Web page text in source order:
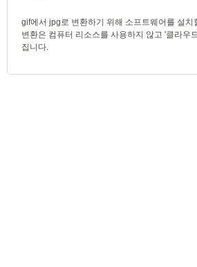
gif에서 jpg로 변환하기 위해 소프트웨어를 설치
변환은 컴퓨터 리소스를 사용하지 않고 '클라우
집니다.